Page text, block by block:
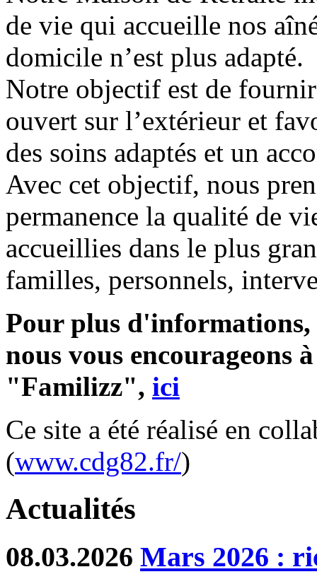
de vie qui accueille nos
domicile n’est plus adapté.
Notre objectif est de
ouvert sur l’extérieur et
des soins adaptés et un
Avec cet objectif, nous
permanence la qualité de
accueillies dans le plus
familles, personnels,
Pour plus d'informations,
nous vous encourageons
"Familizz", ici
Ce site a été réalisé en
(www.cdg82.fr/)
Actualités
08.03.2026 Mars 2026 :